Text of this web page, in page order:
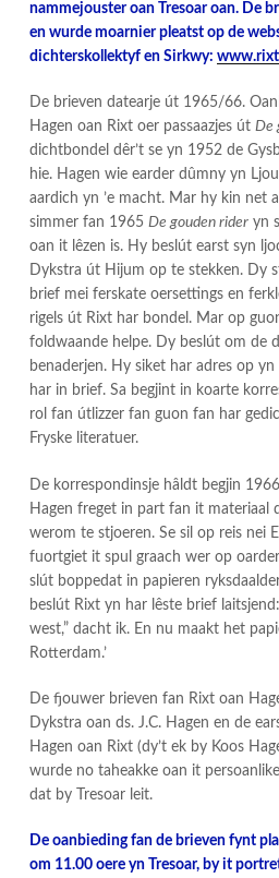
nammejouster oan Tresoar oan. De
en wurde moarnier pleatst op de
dichterskollektyf en Sirkwy:
De brieven datearje út 1965/66.
Hagen oan Rixt oer passaazjes út De
dichtbondel dêr’t se yn 1952 de
hie. Hagen wie earder dûmny yn
aardich yn ’e macht. Mar hy kin net
simmer fan 1965 De gouden rider yn
oan it lêzen is. Hy beslút earst syn
Dykstra út Hijum op te stekken. Dy
brief mei ferskate oersettings en
rigels út Rixt har bondel. Mar op
foldwaande helpe. Dy beslút om de
benaderjen. Hy siket har adres op
har in brief. Sa begjint in koarte
rol fan útlizzer fan guon fan har
Fryske literatuer.
De korrespondinsje hâldt begjin
Hagen freget in part fan it materiaal
werom te stjoeren. Se sil op reis nei
fuortgiet it spul graach wer op
slút boppedat in papieren
beslút Rixt yn har lêste brief
west,” dacht ik. En nu maakt het
Rotterdam.’
De fjouwer brieven fan Rixt oan
Dykstra oan ds. J.C. Hagen en de
Hagen oan Rixt (dy’t ek by Koos
wurde no taheakke oan it
dat by Tresoar leit.
De oanbieding fan de brieven fynt
om 11.00 oere yn Tresoar, by it